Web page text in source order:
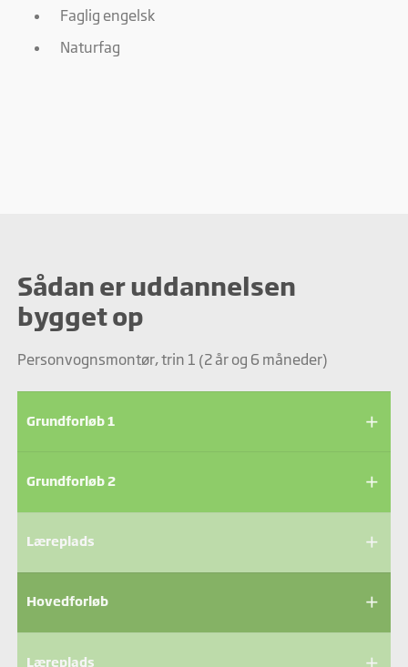
Faglig engelsk
Naturfag
Sådan er uddannelsen
bygget op
Personvognsmontør, trin 1 (2 år og 6 måneder)
add
Grundforløb 1
add
Grundforløb 2
add
Læreplads
add
Hovedforløb
add
Læreplads